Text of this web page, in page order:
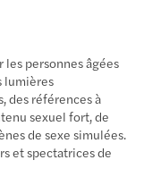
personnes âgées
lumières
des références à
sexuel fort, de
de sexe simulées.
et spectatrices de